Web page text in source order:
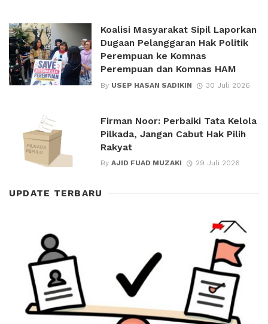
Koalisi Masyarakat Sipil Laporkan
Dugaan Pelanggaran Hak Politik
Perempuan ke Komnas
Perempuan dan Komnas HAM
By USEP HASAN SADIKIN 30 Juli 2026
Firman Noor: Perbaiki Tata Kelola
Pilkada, Jangan Cabut Hak Pilih
Rakyat
By AJID FUAD MUZAKI 29 Juli 2026
UPDATE TERBARU